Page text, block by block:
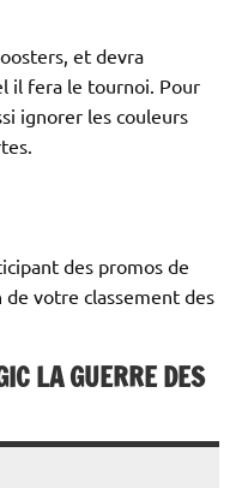
et devra
il fera le tournoi. Pour
ignorer les couleurs
des promos de
votre classement des
LA GUERRE DES